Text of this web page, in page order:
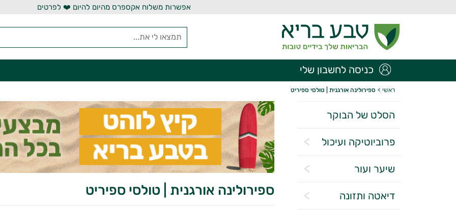
אפשרות משלוח אקספרס מהיום להיום ❤️ לפרטים
כניסה לחשבון שלי
ראשי > ספירולינה אורגנית | טולסי ספיריט
הסלט של הבוקר
פרוביוטיקה ועיכול
שיער ועור
דיאטה ותזונה ספירולינה אורגנית | טולסי ספיריט